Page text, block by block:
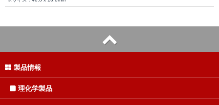
製品情報
理化学製品